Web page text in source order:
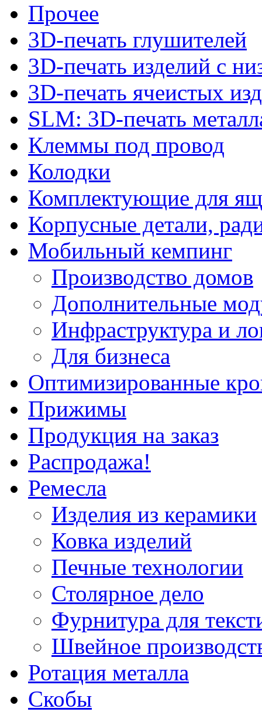
Прочее
3D-печать глушителей
3D-печать изделий с
3D-печать ячеистых
SLM: 3D-печать
Клеммы под провод
Колодки
Комплектующие для
Корпусные детали,
Мобильный кемпинг
Производство домов
Дополнительные
Инфраструктура и
Для бизнеса
Оптимизированные
Прижимы
Продукция на заказ
Распродажа!
Ремесла
Изделия из керамики
Ковка изделий
Печные технологии
Столярное дело
Фурнитура для
Швейное
Ротация металла
Скобы